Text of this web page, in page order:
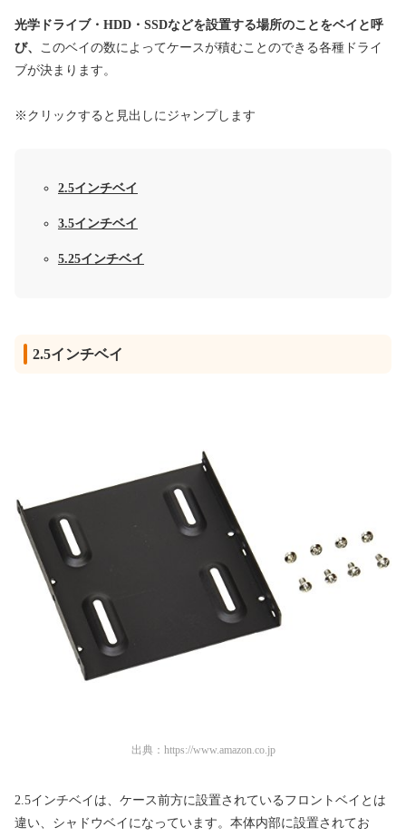
光学ドライブ・HDD・SSDなどを設置する場所のことをベイと呼
び、 このベイの数によってケースが積むことのできる各種ドライ
ブが決まります。
※クリックすると見出しにジャンプします
2.5インチベイ
3.5インチベイ
5.25インチベイ
2.5インチベイ
出典： https://www.amazon.co.jp
2.5インチベイは、ケース前方に設置されているフロントベイとは
違い、シャドウベイになっています。本体内部に設置されてお